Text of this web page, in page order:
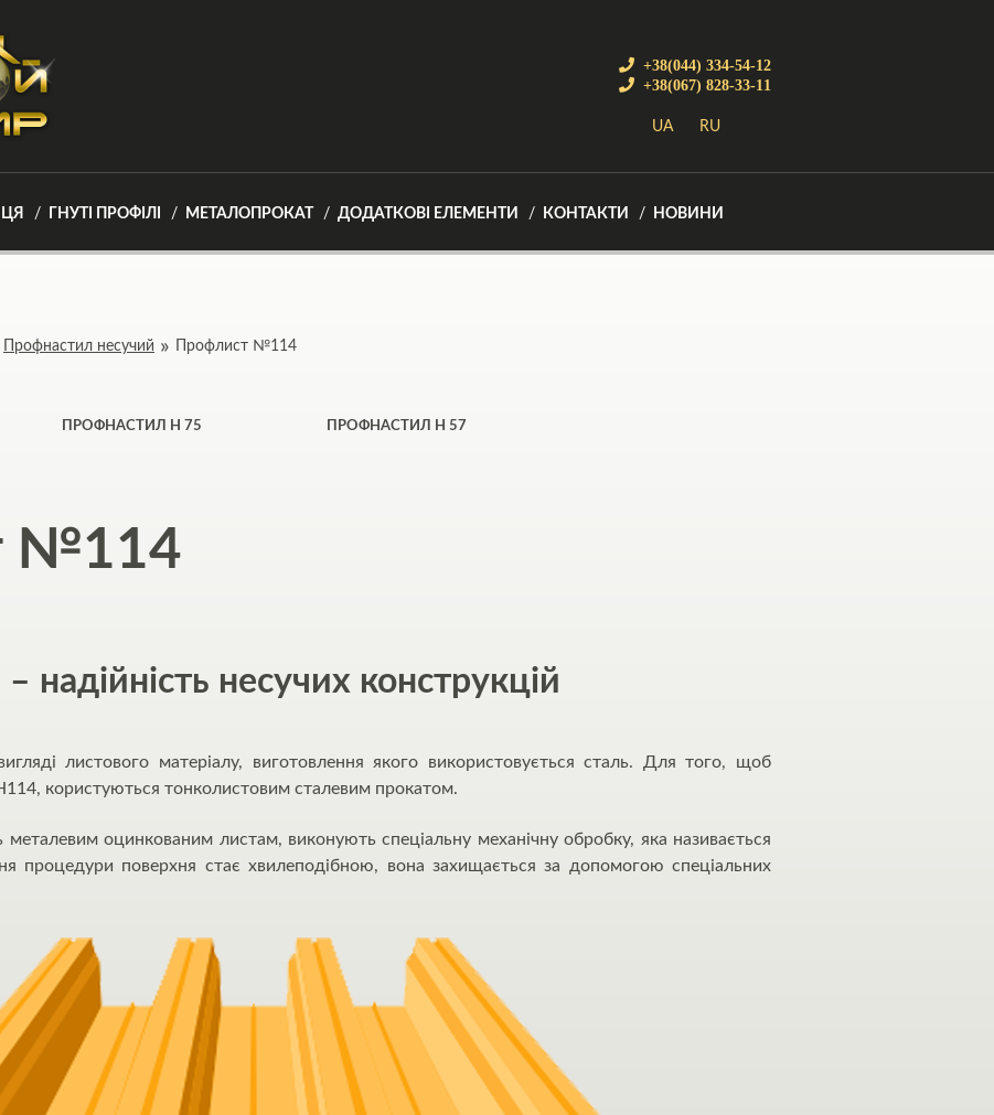
+38(044) 334-54-12
+38(067) 828-33-11
UA RU
ГНУТІ ПРОФІЛІ МЕТАЛОПРОКАТ ДОДАТКОВІ ЕЛЕМЕНТИ КОНТАКТИ НОВИНИ
Профнастил несучий Профлист №114
ПРОФНАСТИЛ Н 75 ПРОФНАСТИЛ H 57
№114
надійність несучих конструкцій
листового матеріалу, виготовлення якого використовується сталь. Для того, щоб
користуються тонколистовим сталевим прокатом.
оцинкованим листам, виконують спеціальну механічну обробку, яка називається
процедури поверхня стає хвилеподібною, вона захищається за допомогою спеціальних